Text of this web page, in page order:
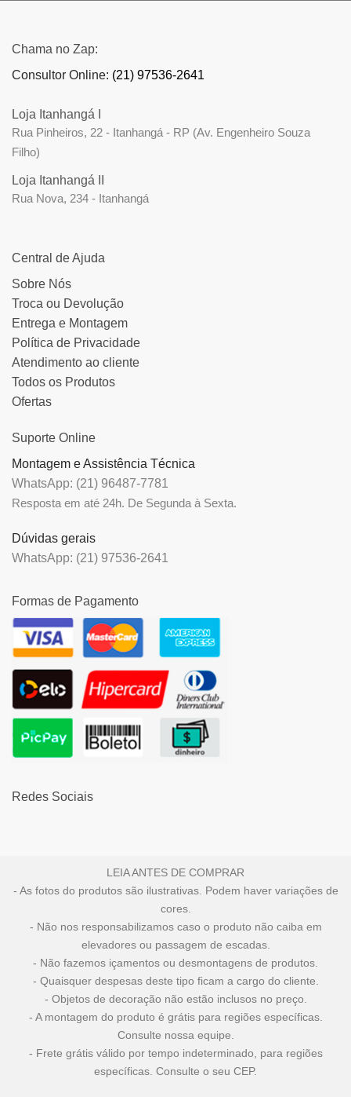
Chama no Zap:
Consultor Online: (21) 97536-2641
Loja Itanhangá I
Rua Pinheiros, 22 - Itanhangá - RP (Av. Engenheiro Souza
Filho)
Loja Itanhangá II
Rua Nova, 234 - Itanhangá
Central de Ajuda
Sobre Nós
Troca ou Devolução
Entrega e Montagem
Política de Privacidade
Atendimento ao cliente
Todos os Produtos
Ofertas
Suporte Online
Montagem e Assistência Técnica
WhatsApp: (21) 96487-7781
Resposta em até 24h. De Segunda à Sexta.
Dúvidas gerais
WhatsApp: (21) 97536-2641
Formas de Pagamento
Redes Sociais
LEIA ANTES DE COMPRAR
- As fotos do produtos são ilustrativas. Podem haver variações de
cores.
- Não nos responsabilizamos caso o produto não caiba em
elevadores ou passagem de escadas.
- Não fazemos içamentos ou desmontagens de produtos.
- Quaisquer despesas deste tipo ficam a cargo do cliente.
- Objetos de decoração não estão inclusos no preço.
- A montagem do produto é grátis para regiões específicas.
Consulte nossa equipe.
- Frete grátis válido por tempo indeterminado, para regiões
específicas. Consulte o seu CEP.